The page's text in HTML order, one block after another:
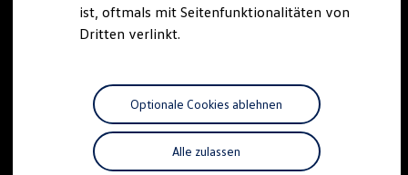
Software Updates
Service und Ersatzteile
Motorenöl und Flüssigkeiten
Räder und Reifen
Pannen- und Unfallhilfe
Economy Service
Volkswagen Teile
Zubehör
ist, oftmals mit Seitenfunktionalitäten von
Dritten verlinkt.
Alle zulassen
Optionale Cookies ablehnen